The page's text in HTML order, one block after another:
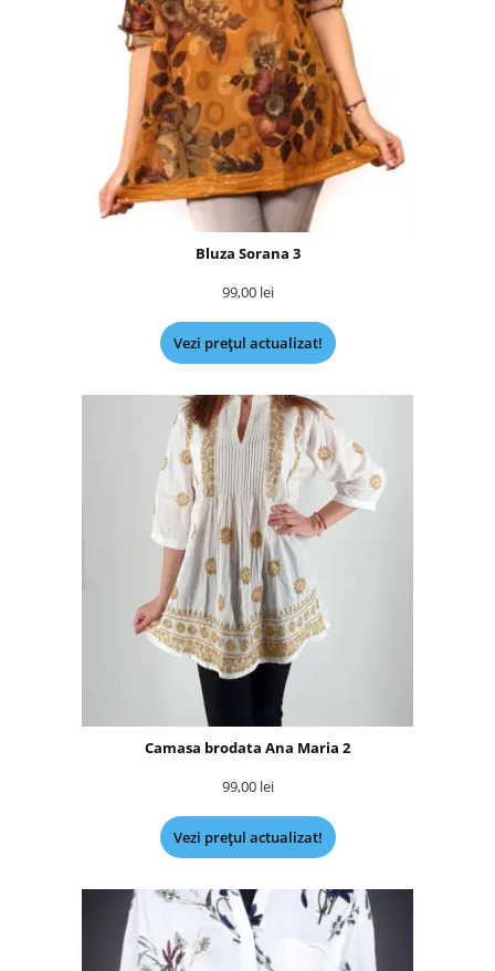
Bluza Sorana 3
99,00 lei
Vezi prețul actualizat!
Camasa brodata Ana Maria 2
99,00 lei
Vezi prețul actualizat!